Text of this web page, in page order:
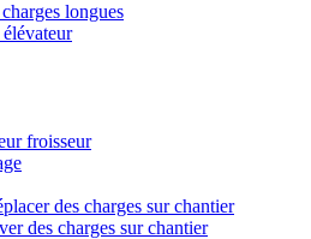
longues
froisseur
des charges sur chantier
des charges sur chantier